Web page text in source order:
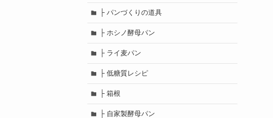
├ パンづくりの道具
├ ホシノ酵母パン
├ ライ麦パン
├ 低糖質レシピ
├ 箱根
├ 自家製酵母パン